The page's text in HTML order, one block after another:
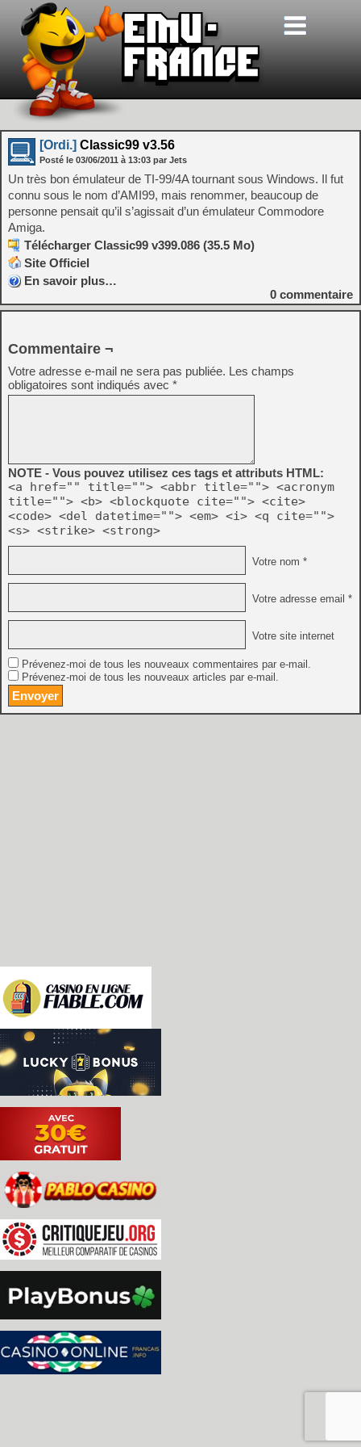
[Ordi.] Classic99 v3.56
Posté le 03/06/2011 à 13:03 par Jets
Un très bon émulateur de TI-99/4A tournant sous Windows. Il fut
connu sous le nom d’AMI99, mais renommer, beaucoup de
personne pensait qu’il s’agissait d’un émulateur Commodore
Amiga.
Télécharger Classic99 v399.086 (35.5 Mo)
Site Officiel
En savoir plus…
0 commentaire
Commentaire ¬
Votre adresse e-mail ne sera pas publiée. Les champs
obligatoires sont indiqués avec *
NOTE - Vous pouvez utilisez ces tags et attributs HTML:
<a href="" title=""> <abbr title=""> <acronym
title=""> <b> <blockquote cite=""> <cite>
<code> <del datetime=""> <em> <i> <q cite="">
<s> <strike> <strong>
Votre nom *
Votre adresse email *
Votre site internet
Prévenez-moi de tous les nouveaux commentaires par e-mail.
Prévenez-moi de tous les nouveaux articles par e-mail.